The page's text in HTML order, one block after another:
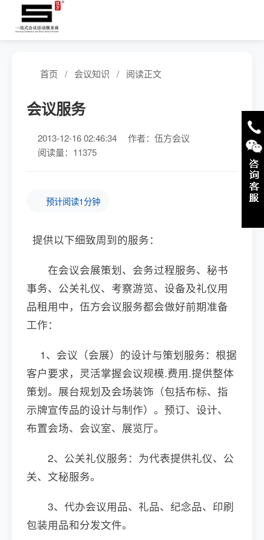
首页 / 会议知识 / 阅读正文
会议服务
2013-12-16 02:46:34
作者：伍方会议
阅读量：11375
预计阅读1分钟
提供以下细致周到的服务：
在会议会展策划、会务过程服务、秘书
事务、公关礼仪、考察游览、设备及礼仪用
品租用中，伍方会议服务都会做好前期准备
工作：
1、会议（会展）的设计与策划服务：根据
客户要求，灵活掌握会议规模.费用.提供整体
策划。展台规划及会场装饰（包括布标、指
示牌宣传品的设计与制作）。预订、设计、
布置会场、会议室、展览厅。
2、公关礼仪服务：为代表提供礼仪、公
关、文秘服务。
3、代办会议用品、礼品、纪念品、印刷
包装用品和分发文件。